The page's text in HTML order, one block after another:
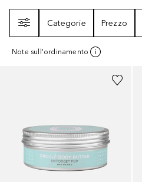
Categorie
Prezzo
Note sull'ordinamento